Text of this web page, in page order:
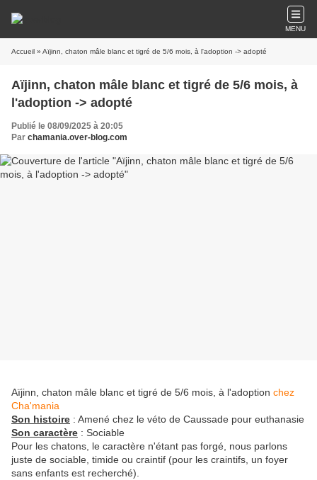
MENU
Accueil » Aïjinn, chaton mâle blanc et tigré de 5/6 mois, à l'adoption -> adopté
Aïjinn, chaton mâle blanc et tigré de 5/6 mois, à
l'adoption -> adopté
Publié le 08/09/2025 à 20:05
Par chamania.over-blog.com
Aïjinn, chaton mâle blanc et tigré de 5/6 mois, à l'adoption chez
Cha'mania
Son histoire : Amené chez le véto de Caussade pour euthanasie
Son caractère : Sociable
Pour les chatons, le caractère n'étant pas forgé, nous parlons
juste de sociable, timide ou craintif (pour les craintifs, un foyer
sans enfants est recherché).